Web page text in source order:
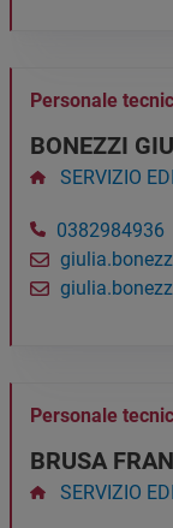
Personale
BONEZZI
SERVIZIO
0382984936
Personale
BRUSA
SERVIZIO